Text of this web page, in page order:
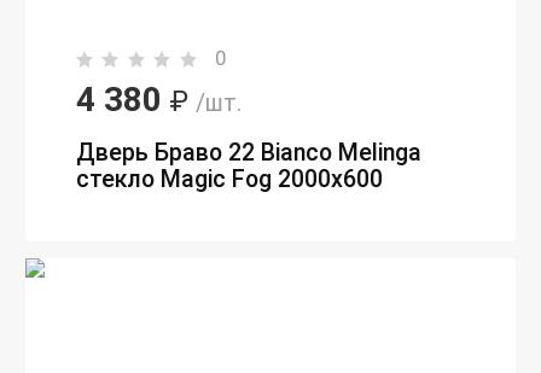
0
4 380 ₽ /шт.
Дверь Браво 22 Bianco Melinga
стекло Magic Fog 2000х600